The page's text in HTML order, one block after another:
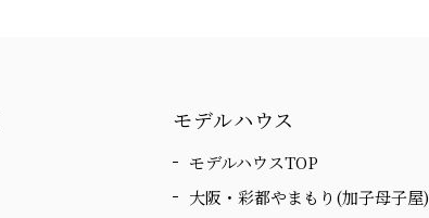
モデルハウス
モデルハウスTOP
大阪・彩都やまもり(加子母子屋)